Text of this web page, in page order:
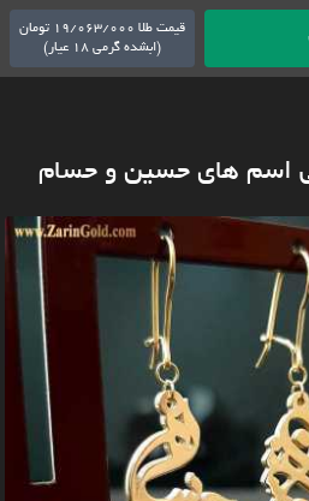
قیمت طلا 19/063/000 تومان
(ابشده گرمی 18 عیار)
اسم های حسین و حسام